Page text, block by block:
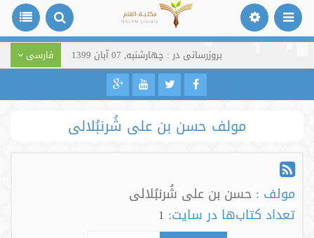
بروزرسانی در : چهارشنبه, 07 آبان 1399 فارسی
مولف حسن بن علی شُرنبُلالی
مولف : حسن بن علی شُرنبُلالی
تعداد کتاب‌ها در سایت: 1